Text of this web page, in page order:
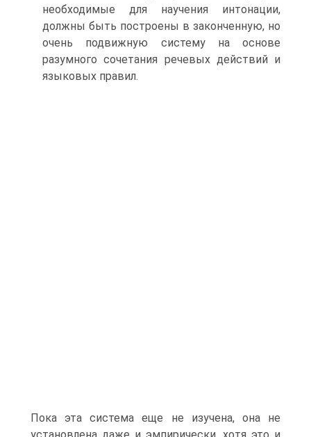
необходимые для научения интонации,
должны быть построены в законченную, но
очень подвижную систему на основе
разумного сочетания речевых действий и
языковых правил.
Пока эта система еще не изучена, она не